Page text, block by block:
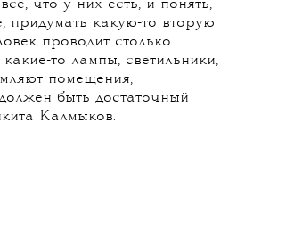
делать наши дизайнеры. И
— говорит Дарья об
счет максимальной
сделаны все предметы.
концептуальный подход
мы все оказались
свои дома и переосмыслить
такой, может быть,
что у них есть, и понять,
какую-то вторую
проводит столько